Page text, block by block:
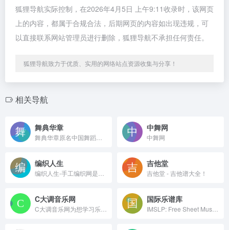
狐狸导航实际控制，在2026年4月5日 上午9:11收录时，该网页
上的内容，都属于合规合法，后期网页的内容如出现违规，可
以直接联系网站管理员进行删除，狐狸导航不承担任何责任。
狐狸导航致力于优质、实用的网络站点资源收集与分享！
相关导航
舞典华章 中舞网
中舞网
编织人生 吉他堂
吉他堂 - 吉他谱大全！
C大调音乐网 国际乐谱库